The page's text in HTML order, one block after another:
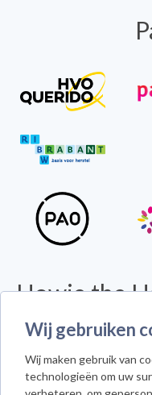
Wij gebruiken
Wij maken gebruik van
technologieën om uw
Howie the
© 2026 - Alle rechten
Cookie instellingen